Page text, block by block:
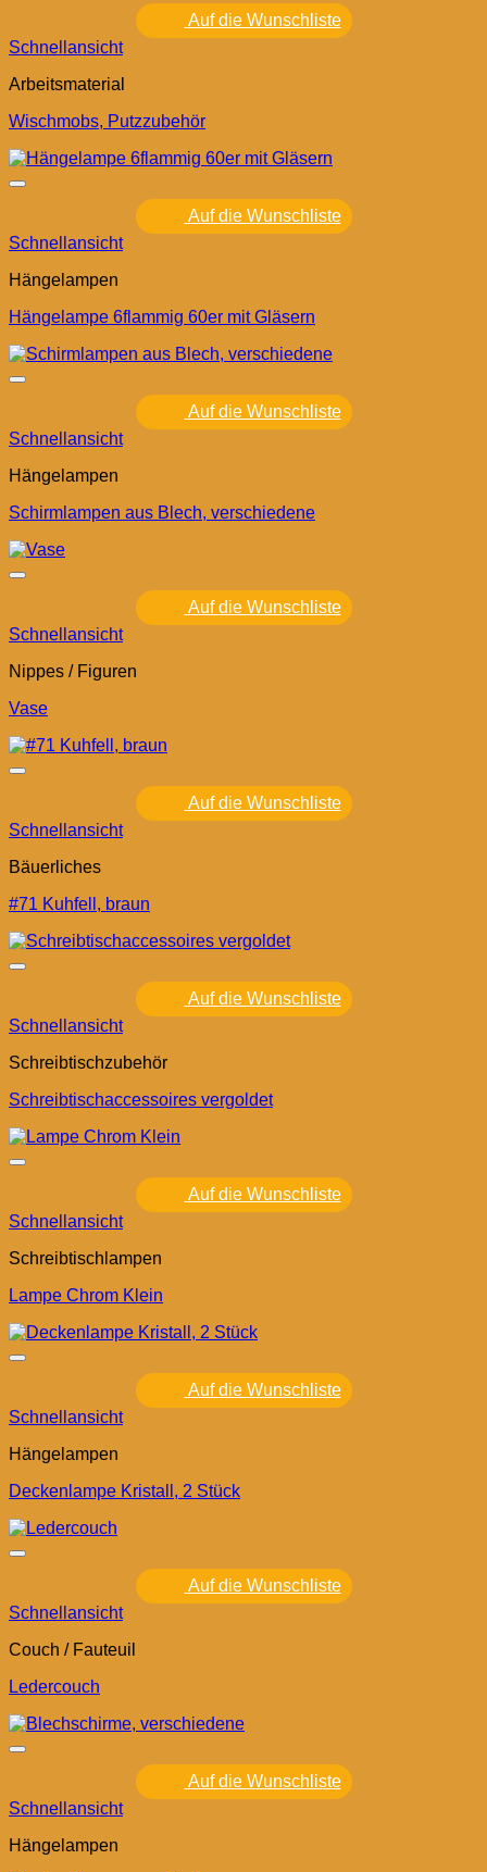
Auf die Wunschliste
Schnellansicht
Arbeitsmaterial
Wischmobs, Putzzubehör
Auf die Wunschliste
Schnellansicht
Hängelampen
Hängelampe 6flammig 60er mit Gläsern
Auf die Wunschliste
Schnellansicht
Hängelampen
Schirmlampen aus Blech, verschiedene
Auf die Wunschliste
Schnellansicht
Nippes / Figuren
Vase
Auf die Wunschliste
Schnellansicht
Bäuerliches
#71 Kuhfell, braun
Auf die Wunschliste
Schnellansicht
Schreibtischzubehör
Schreibtischaccessoires vergoldet
Auf die Wunschliste
Schnellansicht
Schreibtischlampen
Lampe Chrom Klein
Auf die Wunschliste
Schnellansicht
Hängelampen
Deckenlampe Kristall, 2 Stück
Auf die Wunschliste
Schnellansicht
Couch / Fauteuil
Ledercouch
Auf die Wunschliste
Schnellansicht
Hängelampen